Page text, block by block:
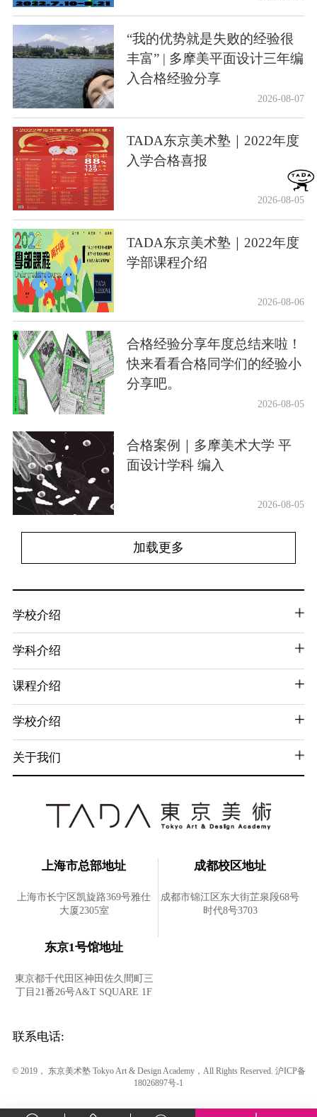
“我的优势就是失败的经验很
丰富” | 多摩美平面设计三年编
入合格经验分享
2026-08-07
TADA东京美术塾｜2022年度
入学合格喜报
2026-08-05
TADA东京美术塾｜2022年度
学部课程介绍
2026-08-06
合格经验分享年度总结来啦！
快来看看合格同学们的经验小
分享吧。
2026-08-05
合格案例｜多摩美术大学 平
面设计学科 编入
2026-08-05
加载更多
学校介绍
学科介绍
课程介绍
学校介绍
关于我们
上海市总部地址
上海市长宁区凯旋路369号雅仕
大厦2305室
成都校区地址
成都市锦江区东大街芷泉段68号
时代8号3703
东京1号馆地址
東京都千代田区神田佐久間町三
丁目21番26号A&T SQUARE 1F
联系电话:
© 2019， 东京美术塾 Tokyo Art & Design Academy，All Rights Reserved. 沪ICP备
18026897号-1